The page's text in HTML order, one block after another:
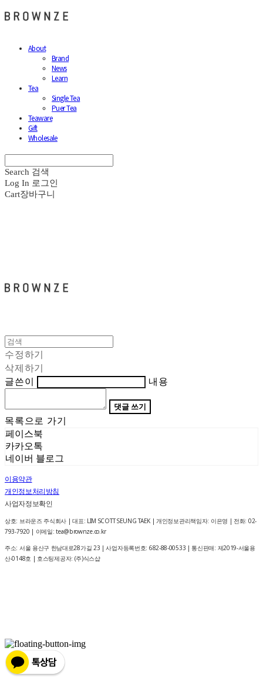
About
Brand
News
Learn
Tea
Single Tea
Puer Tea
Teaware
Gift
Wholesale
Search 검색
Log In 로그인
Cart장바구니
수정하기
삭제하기
글쓴이
내용
댓글 쓰기
목록으로 가기
페이스북
카카오톡
네이버 블로그
이용약관
개인정보처리방침
사업자정보확인
상호: 브라운즈 주식회사 | 대표: LIM SCOTT SEUNG TAEK | 개인정보관리책임자: 이은영 | 전화: 02-
793-7920 | 이메일: tea@brownze.co.kr
주소: 서울 용산구 한남대로28가길 23 | 사업자등록번호: 682-88-00533 | 통신판매: 제2019-서울용
산-0148호 | 호스팅제공자: (주)식스샵